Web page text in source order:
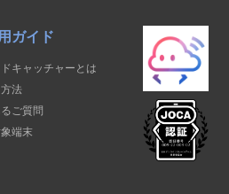
ガイド
キャッチャーとは
法
ご質問
端末